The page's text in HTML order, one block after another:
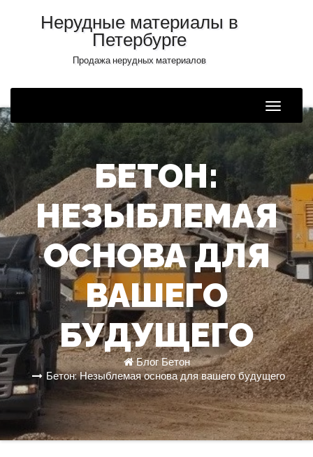
Нерудные материалы в
Петербурге
Продажа нерудных материалов
Toggle
БЕТОН:
НЕЗЫБЛЕМАЯ
ОСНОВА ДЛЯ
ВАШЕГО
БУДУЩЕГО
БлогБетон
Бетон: Незыблемая основа для вашего будущего